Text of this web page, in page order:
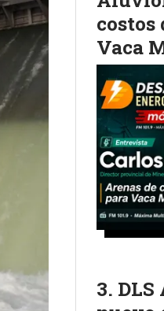
costos
Vaca